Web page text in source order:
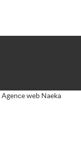
Agence web Naeka